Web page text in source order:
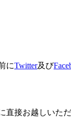
にTwitter及び
接お越しいた